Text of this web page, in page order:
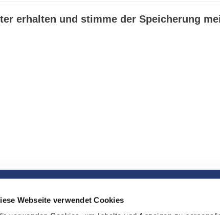
Webseite verwendet Cookies
erhalten und stimme der Speicherung